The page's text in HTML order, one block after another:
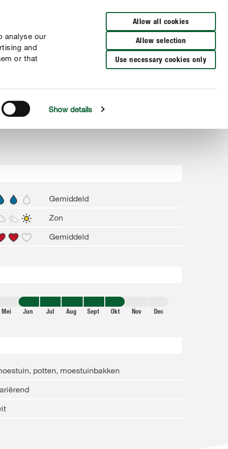
analyse our
and
or that
Show details
Allow all cookies
Allow selection
Use necessary cookies only
Verkooppunten
Gemiddeld
Zon
Gemiddeld
Mei Jun Jul Aug Sept Okt Nov Dec
potten, moestuinbakken